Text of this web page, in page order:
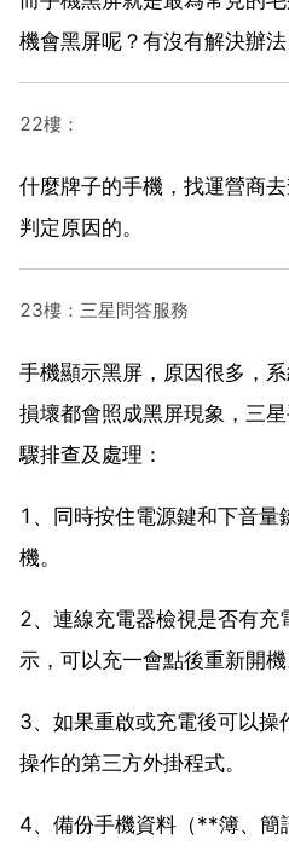
機會黑屏呢？有沒有解決辦法
22樓：
什麼牌子的手機，找運營商
判定原因的。
23樓：三星問答服務
手機顯示黑屏，原因很多，
損壞都會照成黑屏現象，三
驟排查及處理：
1、同時按住電源鍵和下音
機。
2、連線充電器檢視是否有充
示，可以充一會點後重新開機
3、如果重啟或充電後可以操
操作的第三方外掛程式。
4、備份手機資料（**簿、